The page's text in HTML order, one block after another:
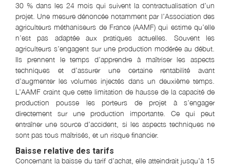
30 % dans les 24 mois qui suivent la contractualisation d’un
projet. Une mesure dénoncée notamment par l’Association des
agriculteurs méthaniseurs de France (AAMF) qui estime qu’elle
n’est pas adaptée aux pratiques actuelles. Souvent les
agriculteurs s’engagent sur une production modérée au début.
Ils prennent le temps d’apprendre à maîtriser les aspects
techniques et d’assurer une certaine rentabilité avant
d’augmenter les volumes injectés dans un deuxième temps.
L’AAMF craint que cette limitation de hausse de la capacité de
production pousse les porteurs de projet à s’engager
directement sur une production importante. Ce qui peut
entraîner une source d’accident, si les aspects techniques ne
sont pas tous maîtrisés, et un risque financier.
Baisse relative des tarifs
Concernant la baisse du tarif d’achat, elle atteindrait jusqu’à 15